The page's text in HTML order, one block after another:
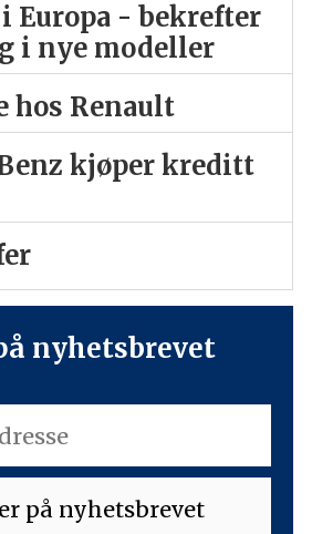
Europa - bekrefter
i nye modeller
hos Renault
kjøper kreditt
nyhetsbrevet